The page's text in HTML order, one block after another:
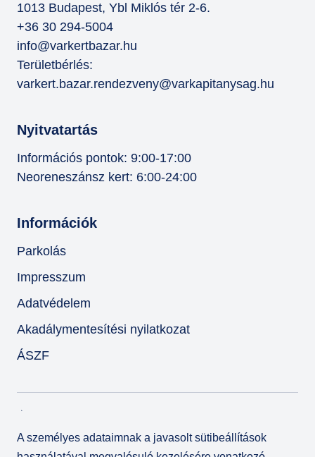
1013 Budapest, Ybl Miklós tér 2-6.
+36 30 294-5004
info@varkertbazar.hu
Területbérlés:
varkert.bazar.rendezveny@varkapitanysag.hu
Nyitvatartás
Információs pontok: 9:00-17:00
Neoreneszánsz kert: 6:00-24:00
Információk
Parkolás
Impresszum
Adatvédelem
Akadálymentesítési nyilatkozat
ÁSZF
A személyes adataimnak a javasolt sütibeállítások